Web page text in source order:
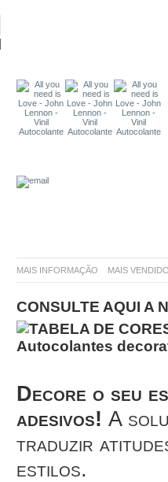
MAIS INFORMAÇÃO MAIS
CONSULTE AQUI A
Decore o seu
adesivos! A
traduzir
estilos.